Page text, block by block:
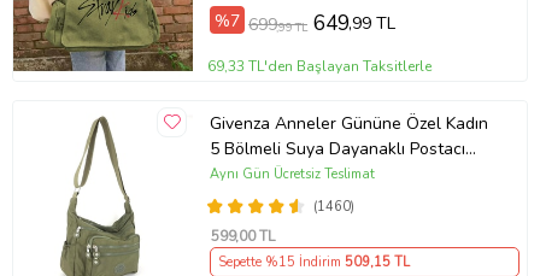
%7 699,99 TL 649,99 TL
69,33 TL'den Başlayan Taksitlerle
Givenza Anneler Gününe Özel Kadın
5 Bölmeli Suya Dayanaklı Postacı
Çanta (Haki)
(1460)
Aynı Gün Ücretsiz Teslimat
599,00 TL
Sepette %15 İndirim 509,15 TL